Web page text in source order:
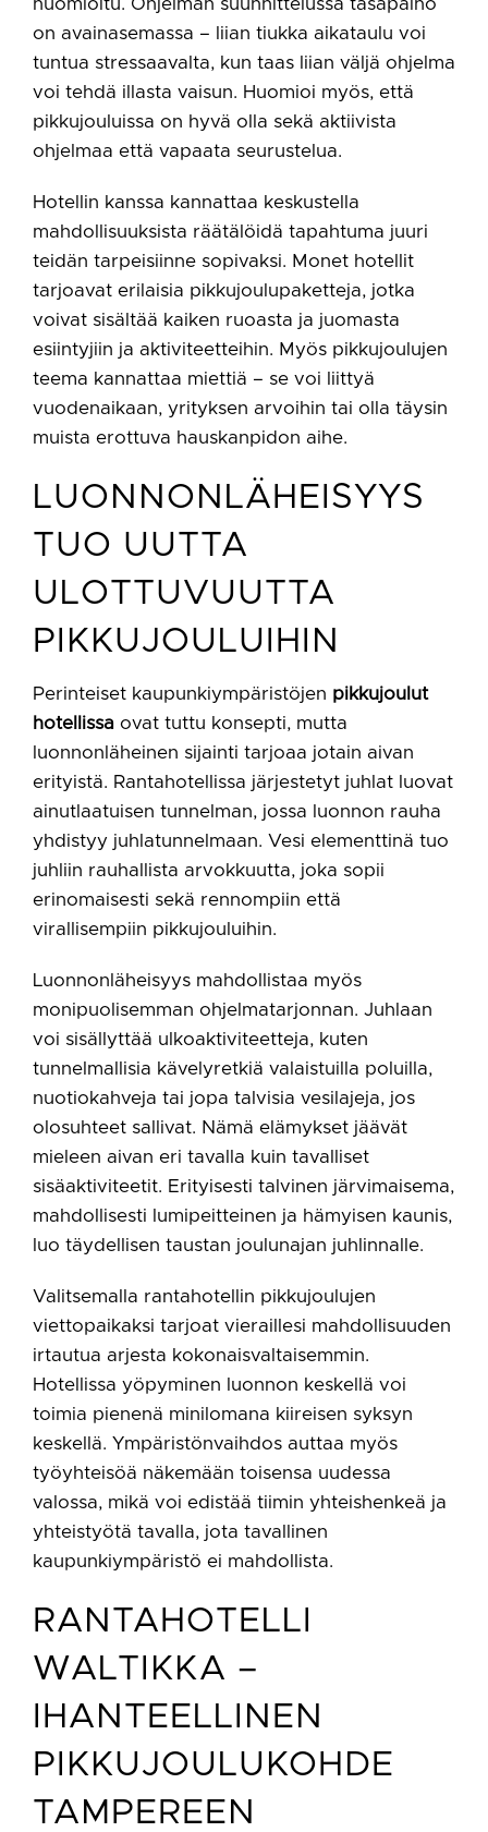
huomioitu. Ohjelman suunnittelussa tasapaino
on avainasemassa – liian tiukka aikataulu voi
tuntua stressaavalta, kun taas liian väljä ohjelma
voi tehdä illasta vaisun. Huomioi myös, että
pikkujouluissa on hyvä olla sekä aktiivista
ohjelmaa että vapaata seurustelua.
Hotellin kanssa kannattaa keskustella
mahdollisuuksista räätälöidä tapahtuma juuri
teidän tarpeisiinne sopivaksi. Monet hotellit
tarjoavat erilaisia pikkujoulupaketteja, jotka
voivat sisältää kaiken ruoasta ja juomasta
esiintyjiin ja aktiviteetteihin. Myös pikkujoulujen
teema kannattaa miettiä – se voi liittyä
vuodenaikaan, yrityksen arvoihin tai olla täysin
muista erottuva hauskanpidon aihe.
LUONNONLÄHEISYYS
TUO UUTTA
ULOTTUVUUTTA
PIKKUJOULUIHIN
Perinteiset kaupunkiympäristöjen pikkujoulut
hotellissa ovat tuttu konsepti, mutta
luonnonläheinen sijainti tarjoaa jotain aivan
erityistä. Rantahotellissa järjestetyt juhlat luovat
ainutlaatuisen tunnelman, jossa luonnon rauha
yhdistyy juhlatunnelmaan. Vesi elementtinä tuo
juhliin rauhallista arvokkuutta, joka sopii
erinomaisesti sekä rennompiin että
virallisempiin pikkujouluihin.
Luonnonläheisyys mahdollistaa myös
monipuolisemman ohjelmatarjonnan. Juhlaan
voi sisällyttää ulkoaktiviteetteja, kuten
tunnelmallisia kävelyretkiä valaistuilla poluilla,
nuotiokahveja tai jopa talvisia vesilajeja, jos
olosuhteet sallivat. Nämä elämykset jäävät
mieleen aivan eri tavalla kuin tavalliset
sisäaktiviteetit. Erityisesti talvinen järvimaisema,
mahdollisesti lumipeitteinen ja hämyisen kaunis,
luo täydellisen taustan joulunajan juhlinnalle.
Valitsemalla rantahotellin pikkujoulujen
viettopaikaksi tarjoat vieraillesi mahdollisuuden
irtautua arjesta kokonaisvaltaisemmin.
Hotellissa yöpyminen luonnon keskellä voi
toimia pienenä minilomana kiireisen syksyn
keskellä. Ympäristönvaihdos auttaa myös
työyhteisöä näkemään toisensa uudessa
valossa, mikä voi edistää tiimin yhteishenkeä ja
yhteistyötä tavalla, jota tavallinen
kaupunkiympäristö ei mahdollista.
RANTAHOTELLI
WALTIKKA –
IHANTEELLINEN
PIKKUJOULUKOHDE
TAMPEREEN